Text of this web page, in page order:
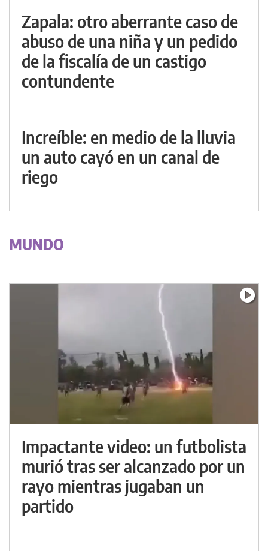
Zapala: otro aberrante caso de
abuso de una niña y un pedido
de la fiscalía de un castigo
contundente
Increíble: en medio de la lluvia
un auto cayó en un canal de
riego
MUNDO
Impactante video: un futbolista
murió tras ser alcanzado por un
rayo mientras jugaban un
partido